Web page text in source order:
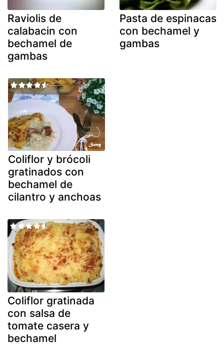
Raviolis de
calabacin con
bechamel de
gambas
Pasta de espinacas
con bechamel y
gambas
Coliflor y brócoli
gratinados con
bechamel de
cilantro y anchoas
Coliflor gratinada
con salsa de
tomate casera y
bechamel